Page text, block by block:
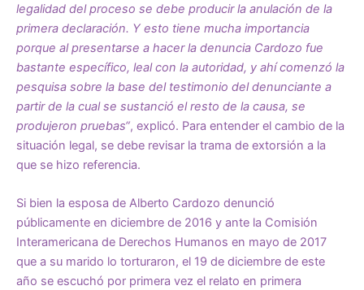
legalidad del proceso se debe producir la anulación de la
primera declaración. Y esto tiene mucha importancia
porque al presentarse a hacer la denuncia Cardozo fue
bastante específico, leal con la autoridad, y ahí comenzó la
pesquisa sobre la base del testimonio del denunciante a
partir de la cual se sustanció el resto de la causa, se
produjeron pruebas“, explicó. Para entender el cambio de la
situación legal, se debe revisar la trama de extorsión a la
que se hizo referencia.
Si bien la esposa de Alberto Cardozo denunció
públicamente en diciembre de 2016 y ante la Comisión
Interamericana de Derechos Humanos en mayo de 2017
que a su marido lo torturaron, el 19 de diciembre de este
año se escuchó por primera vez el relato en primera